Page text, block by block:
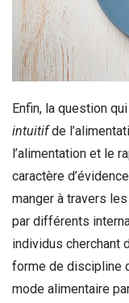
Enfin, la question
intuitifde
l’alimentation et le
caractère
manger à travers
par différents
individus cherchant
forme de discipline
mode alimentaire